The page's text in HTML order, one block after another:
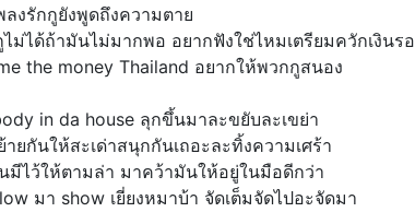
ลงรักกูยังพูดถึงความตาย
ไม่ได้ถ้ามันไม่มากพอ อยากฟังใช่ไหมเตรียมควักเงินรอ
the money Thailand อยากให้พวกกูสนอง
in da house ลุกขึ้นมาละขยับละเขย่า
ายกันให้สะเด่าสนุกกันเถอะละทิ้งความเศร้า
มีไว้ให้ตามล่า มาคว้ามันให้อยู่ในมือดีกว่า
มา show เยี่ยงหมาบ้า จัดเต็มจัดไปอะจัดมา